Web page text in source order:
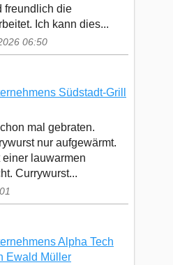
freundlich die
Ich kann dies...
06:50
Südstadt-Grill
mal gebraten.
nur aufgewärmt.
lauwarmen
Currywurst...
Alpha Tech
Ewald Müller